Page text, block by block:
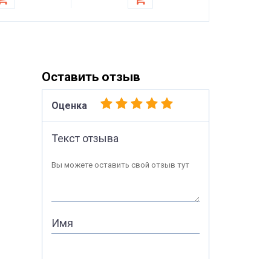
Оставить отзыв
Оценка
Текст отзыва
Вы можете оставить свой отзыв тут
Имя